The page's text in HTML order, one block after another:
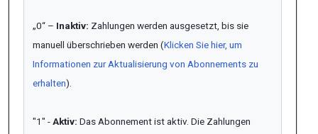
„0“ – Inaktiv: Zahlungen werden ausgesetzt, bis sie
manuell überschrieben werden (Klicken Sie hier, um
Informationen zur Aktualisierung von Abonnements zu
erhalten).
"1" -Aktiv: Das Abonnement ist aktiv. Die Zahlungen